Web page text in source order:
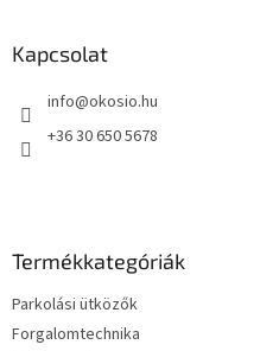
Kapcsolat
info@okosio.hu
+36 30 650 5678
Termékkategóriák
Parkolási ütközők
Forgalomtechnika